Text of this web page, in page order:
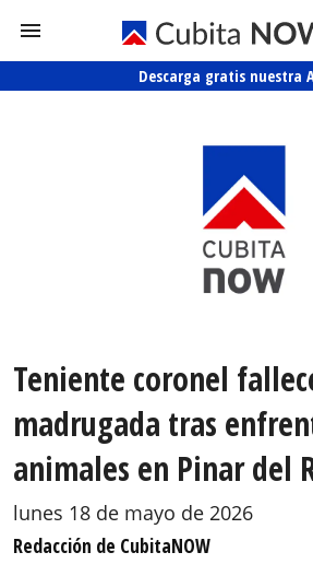
Descarga gratis nuestra
Teniente coronel
madrugada tras
animales en Pinar del
lunes 18 de mayo de 2026
Redacción de CubitaNOW